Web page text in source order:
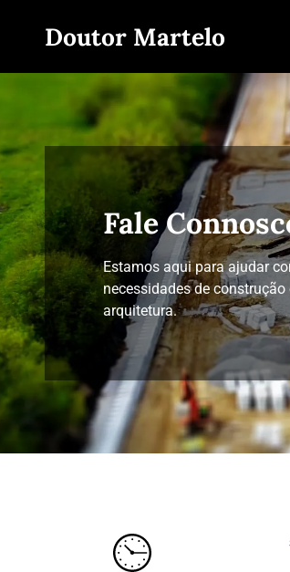
Doutor Martelo
Fale
Estamos aqui para ajudar
necessidades de construção
arquitetura.